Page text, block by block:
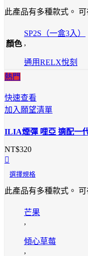
此產品有多種款式。
顏色
SP2S（一盒3入）
,
通用RELX悅刻
熱門
快速查看
加入願望清單
ILIA煙彈 哩亞 適配一
NT$320
選擇規格
此產品有多種款式。
芒果
,
傾心草莓
,